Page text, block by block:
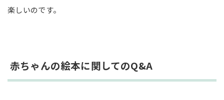
楽しいのです。
赤ちゃんの絵本に関してのQ&A